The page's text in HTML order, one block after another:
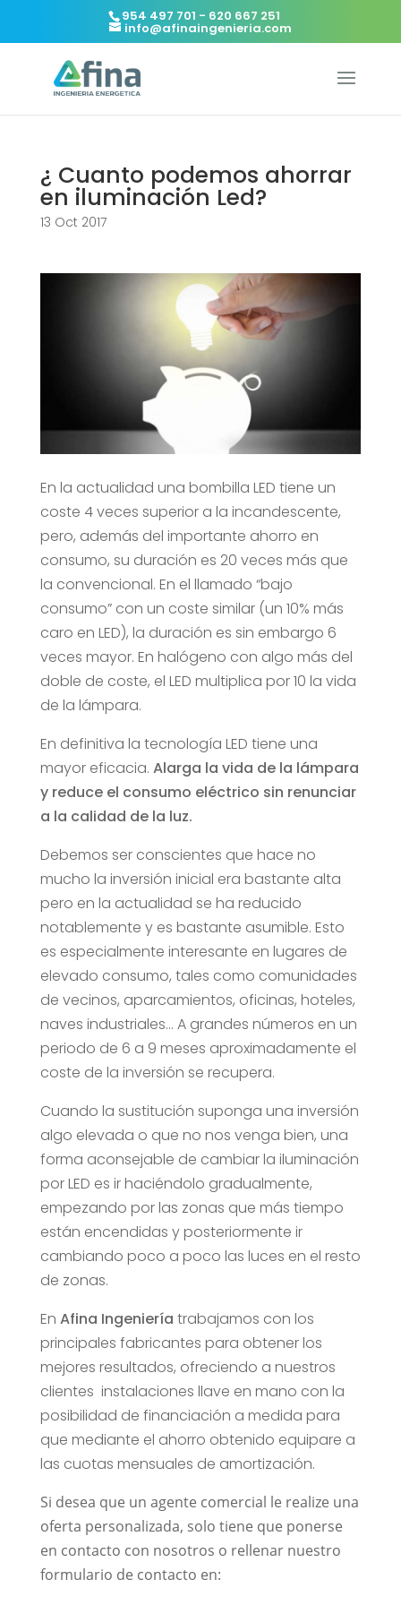
954 497 701 - 620 667 251
info@afinaingenieria.com
¿ Cuanto podemos ahorrar
en iluminación Led?
13 Oct 2017
En la actualidad una bombilla LED tiene un
coste 4 veces superior a la incandescente,
pero, además del importante ahorro en
consumo, su duración es 20 veces más que
la convencional. En el llamado “bajo
consumo” con un coste similar (un 10% más
caro en LED), la duración es sin embargo 6
veces mayor. En halógeno con algo más del
doble de coste, el LED multiplica por 10 la vida
de la lámpara.
En definitiva la tecnología LED tiene una
mayor eficacia. Alarga la vida de la lámpara
y reduce el consumo eléctrico sin renunciar
a la calidad de la luz.
Debemos ser conscientes que hace no
mucho la inversión inicial era bastante alta
pero en la actualidad se ha reducido
notablemente y es bastante asumible. Esto
es especialmente interesante en lugares de
elevado consumo, tales como comunidades
de vecinos, aparcamientos, oficinas, hoteles,
naves industriales… A grandes números en un
periodo de 6 a 9 meses aproximadamente el
coste de la inversión se recupera.
Cuando la sustitución suponga una inversión
algo elevada o que no nos venga bien, una
forma aconsejable de cambiar la iluminación
por LED es ir haciéndolo gradualmente,
empezando por las zonas que más tiempo
están encendidas y posteriormente ir
cambiando poco a poco las luces en el resto
de zonas.
En Afina Ingeniería trabajamos con los
principales fabricantes para obtener los
mejores resultados, ofreciendo a nuestros
clientes instalaciones llave en mano con la
posibilidad de financiación a medida para
que mediante el ahorro obtenido equipare a
las cuotas mensuales de amortización.
Si desea que un agente comercial le realize una
oferta personalizada, solo tiene que ponerse
en contacto con nosotros o rellenar nuestro
formulario de contacto en: